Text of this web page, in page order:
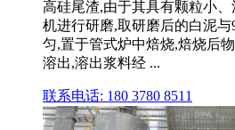
高硅尾渣,由于其具有颗粒小
机进行研磨,取研磨后的白泥
匀,置于管式炉中焙烧,焙烧后
溶出,溶出浆料经 ...
联系电话: 180 3780 8511